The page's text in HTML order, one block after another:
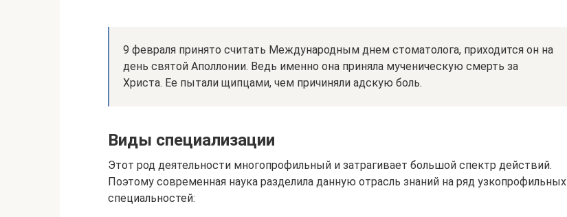
9 февраля принято считать Международным днем стоматолога, приходится он на
день святой Аполлонии. Ведь именно она приняла мученическую смерть за
Христа. Ее пытали щипцами, чем причиняли адскую боль.
Виды специализации
Этот род деятельности многопрофильный и затрагивает большой спектр действий.
Поэтому современная наука разделила данную отрасль знаний на ряд узкопрофильных
специальностей: